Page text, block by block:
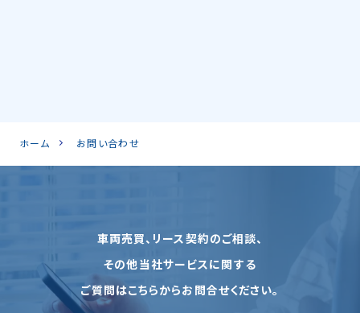
ホーム お問い合わせ
車両売買、リース契約のご相談、
その他当社サービスに関する
ご質問はこちらからお問合せください。